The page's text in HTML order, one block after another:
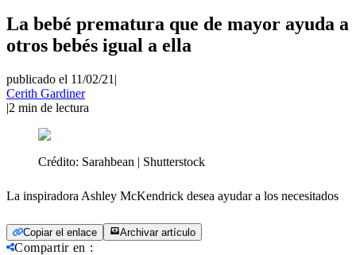
La bebé prematura que de mayor ayuda a
otros bebés igual a ella
publicado el 11/02/21 |
Cerith Gardiner
|2 min de lectura
Crédito: Sarahbean | Shutterstock
La inspiradora Ashley McKendrick desea ayudar a los necesitados
Copiar el enlace Archivar artículo
Compartir en :